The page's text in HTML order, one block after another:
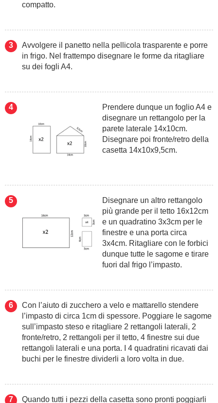
compatto.
Avvolgere il panetto nella pellicola trasparente e porre
in frigo. Nel frattempo disegnare le forme da ritagliare
su dei fogli A4.
Prendere dunque un foglio A4 e
disegnare un rettangolo per la
parete laterale 14x10cm.
Disegnare poi fronte/retro della
casetta 14x10x9,5cm.
Disegnare un altro rettangolo
più grande per il tetto 16x12cm
e un quadratino 3x3cm per le
finestre e una porta circa
3x4cm. Ritagliare con le forbici
dunque tutte le sagome e tirare
fuori dal frigo l’impasto.
Con l’aiuto di zucchero a velo e mattarello stendere
l’impasto di circa 1cm di spessore. Poggiare le sagome
sull’impasto steso e ritagliare 2 rettangoli laterali, 2
fronte/retro, 2 rettangoli per il tetto, 4 finestre sui due
rettangoli laterali e una porta. I 4 quadratini ricavati dai
buchi per le finestre dividerli a loro volta in due.
Quando tutti i pezzi della casetta sono pronti poggiarli